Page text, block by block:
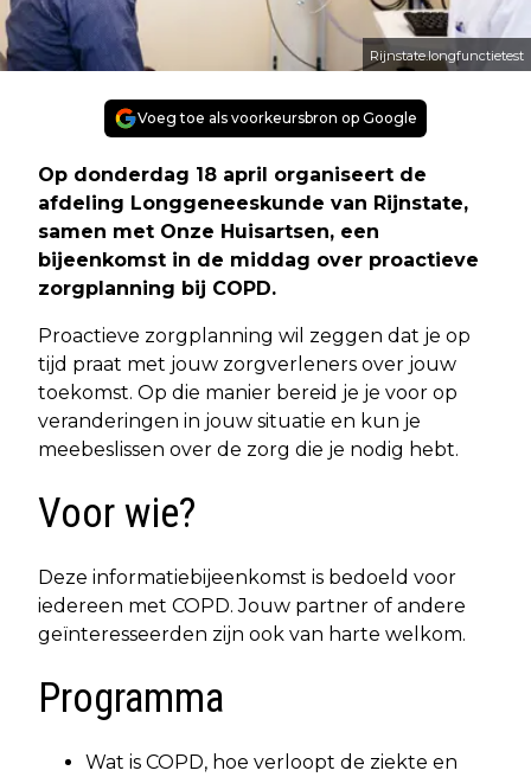
Rijnstate.longfunctietest
Voeg toe als voorkeursbron op Google
Op donderdag 18 april organiseert de
afdeling Longgeneeskunde van Rijnstate,
samen met Onze Huisartsen, een
bijeenkomst in de middag over proactieve
zorgplanning bij COPD.
Proactieve zorgplanning wil zeggen dat je op
tijd praat met jouw zorgverleners over jouw
toekomst. Op die manier bereid je je voor op
veranderingen in jouw situatie en kun je
meebeslissen over de zorg die je nodig hebt.
Voor wie?
Deze informatiebijeenkomst is bedoeld voor
iedereen met COPD. Jouw partner of andere
geïnteresseerden zijn ook van harte welkom.
Programma
Wat is COPD, hoe verloopt de ziekte en